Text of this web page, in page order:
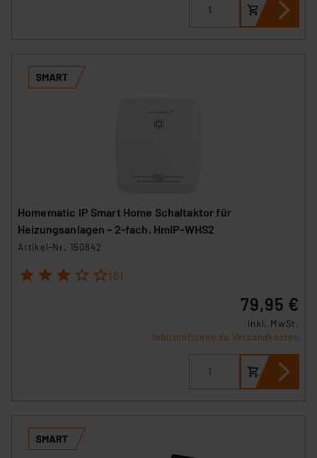
Homematic IP Smart Home Schaltaktor für
Heizungsanlagen – 2-fach, HmIP-WHS2
Artikel-Nr. 150842
1 2 3 4 5 (6)
79,95 €
inkl. MwSt.
Informationen zu Versandkosten